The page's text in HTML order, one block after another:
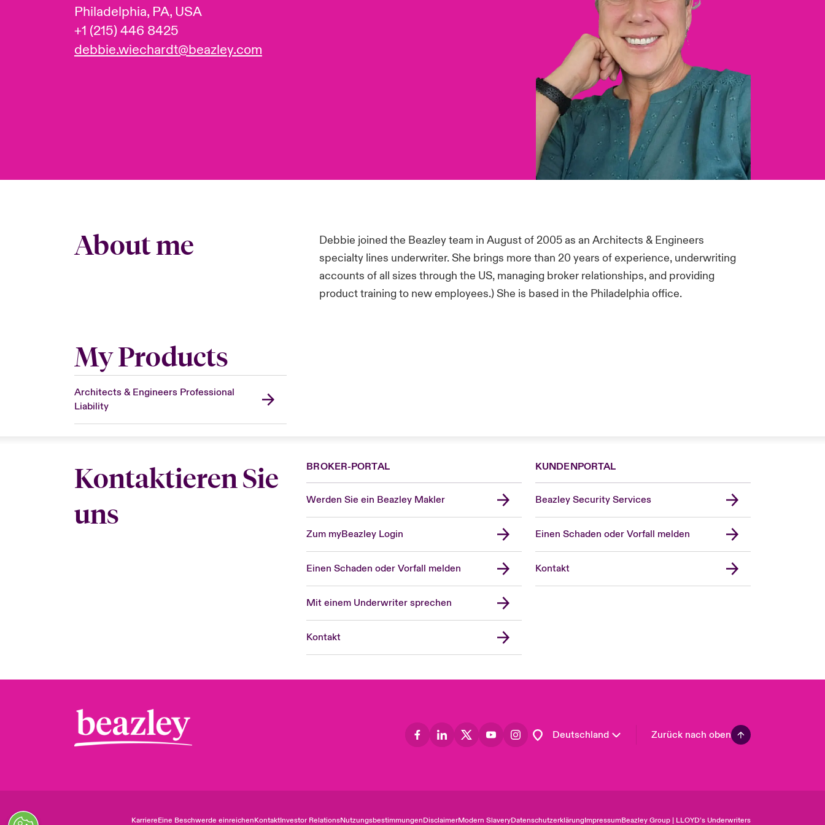
Philadelphia, PA, USA
+1 (215) 446 8425
debbie.wiechardt@beazley.com
About me
Debbie joined the Beazley team in August of 2005 as an Architects & Engineers
specialty lines underwriter. She brings more than 20 years of experience, underwriting
accounts of all sizes through the US, managing broker relationships, and providing
product training to new employees.) She is based in the Philadelphia office.
My Products
Architects & Engineers Professional
Liability
Kontaktieren Sie
uns
BROKER-PORTAL
Werden Sie ein Beazley Makler
Zum myBeazley Login
Einen Schaden oder Vorfall melden
Mit einem Underwriter sprechen
Kontakt
KUNDENPORTAL
Beazley Security Services
Einen Schaden oder Vorfall melden
Kontakt
Deutschland
United Kingdom
Zurück nach oben
KarriereEine Beschwerde einreichenKontaktInvestor RelationsNutzungsbestimmungenDisclaimerModern SlaveryDatenschutzerklärungImpressumBeazley Group | LLOYD’s Underwriters